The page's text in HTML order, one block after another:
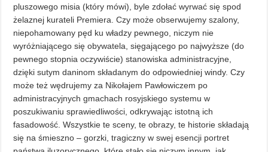
pluszowego misia (który mówi), byle zdołać wyrwać się spod
żelaznej kurateli Premiera. Czy może obserwujemy szalony,
niepohamowany pęd ku władzy pewnego, niczym nie
wyróżniającego się obywatela, sięgającego po najwyższe (do
pewnego stopnia oczywiście) stanowiska administracyjne,
dzięki sutym daninom składanym do odpowiedniej windy. Czy
może też wędrujemy za Nikołajem Pawłowiczem po
administracyjnych gmachach rosyjskiego systemu w
poszukiwaniu sprawiedliwości, odkrywając istotną ich
fasadowość. Wszystkie te sceny, te obrazy, te historie składają
się na śmieszno – gorzki, tragiczny w swej esencji portret